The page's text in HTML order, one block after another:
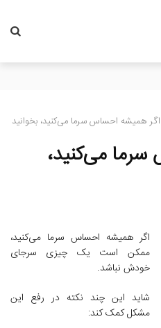
17 مرداد روز خبرنگار
اگر همیشه احساس سرما می‌کنید، بخوانید
می‌کنید،
اگر همیشه احساس سرما می‌کنید،
ممکن است یک چیزی سرجای
خودش نباشد.
شاید این چند نکته در رفع این
مشکل کمک کند: